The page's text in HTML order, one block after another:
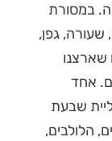
במסורת
שעורה, גפן,
שארצנו
אחד
שבעת
הלולבים,